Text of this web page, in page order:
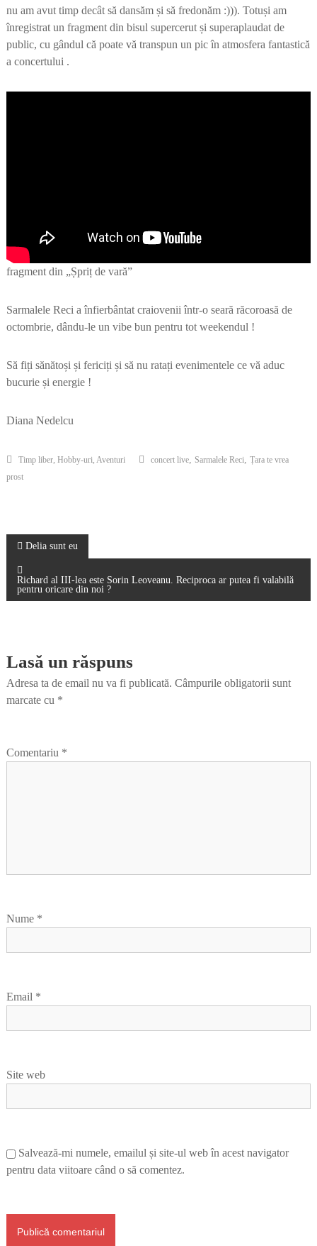
nu am avut timp decât să dansăm și să fredonăm :))). Totuși am
înregistrat un fragment din bisul supercerut și superaplaudat de
public, cu gândul că poate vă transpun un pic în atmosfera fantastică
a concertului .
fragment din „Șpriț de vară”
Sarmalele Reci a înfierbântat craiovenii într-o seară răcoroasă de
octombrie, dându-le un vibe bun pentru tot weekendul !
Să fiți sănătoși și fericiți și să nu ratați evenimentele ce vă aduc
bucurie și energie !
Diana Nedelcu
Timp liber, Hobby-uri, Aventuri concert live, Sarmalele Reci, Țara te vrea
prost
Navigare
în
Delia sunt eu
Richard al III-lea este Sorin Leoveanu. Reciproca ar putea fi valabilă
pentru oricare din noi ?
Lasă un răspuns
Adresa ta de email nu va fi publicată. Câmpurile obligatorii sunt
marcate cu *
Comentariu *
Nume *
Email *
Site web
Salvează-mi numele, emailul și site-ul web în acest navigator
pentru data viitoare când o să comentez.